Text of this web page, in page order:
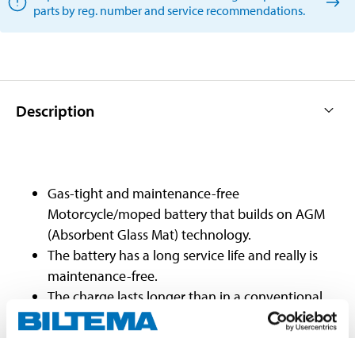
parts by reg. number and service recommendations.
Description
Gas-tight and maintenance-free
Motorcycle/moped battery that builds on AGM
(Absorbent Glass Mat) technology.
The battery has a long service life and really is
maintenance-free.
The charge lasts longer than in a conventional
MC battery.